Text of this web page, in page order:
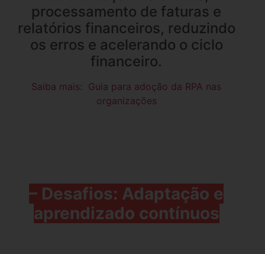
processamento de faturas e
relatórios financeiros, reduzindo
os erros e acelerando o ciclo
financeiro.
Saiba mais: Guia para adoção da RPA nas
organizações
– Desafios: Adaptação e
aprendizado contínuos